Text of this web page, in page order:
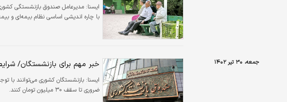
ايسنا: مدیرعامل صندوق بازنشستگی
با چاره اندیشی اساسی نظام بیمه‌ای و
جمعه، ۳۰ تیر ۱۴۰۲ خبر مهم برای بازنشستگان/
ايسنا: بازنشستگان کشوری می‌توانند با
ضروری تا سقف ۳۰ میلیون تومان کنند.